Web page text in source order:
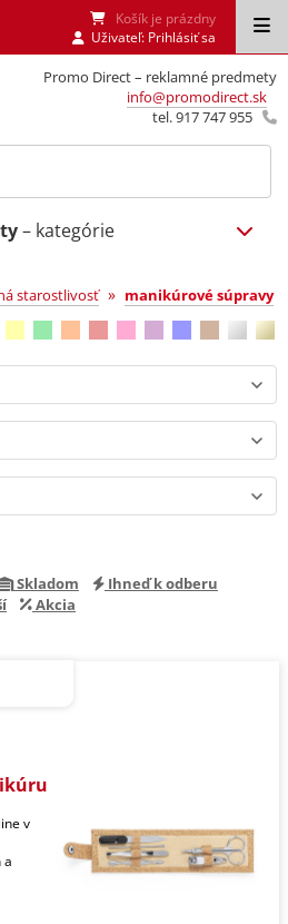
Promo Direct – reklamné predmety
info@promodirect.sk
tel. 917 747 955
Košík je prázdny
Uživateľ: Prihlásiť sa
– kategórie
starostlivosť» manikúrové súpravy
Skladom
Ihneď k odberu
Akcia
v
a